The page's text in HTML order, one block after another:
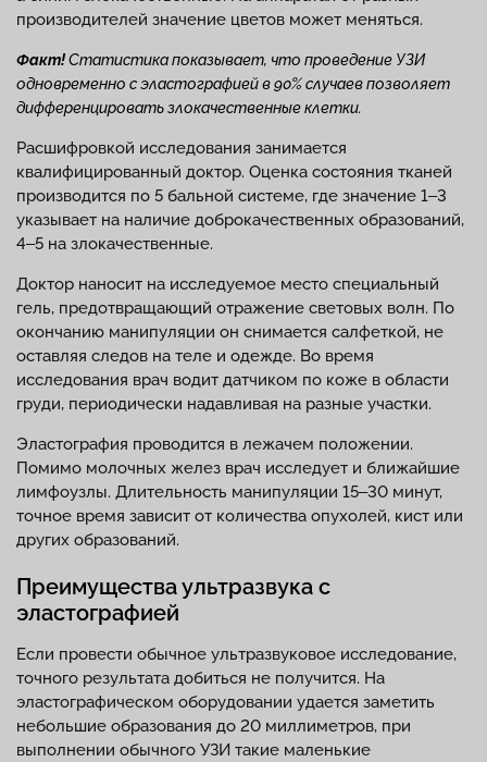
производителей значение цветов может меняться.
Факт!Статистика показывает, что проведение УЗИ
одновременно с эластографией в 90% случаев позволяет
дифференцировать злокачественные клетки.
Расшифровкой исследования занимается
квалифицированный доктор. Оценка состояния тканей
производится по 5 бальной системе, где значение 1‒3
указывает на наличие доброкачественных образований,
4‒5 на злокачественные.
Доктор наносит на исследуемое место специальный
гель, предотвращающий отражение световых волн. По
окончанию манипуляции он снимается салфеткой, не
оставляя следов на теле и одежде. Во время
исследования врач водит датчиком по коже в области
груди, периодически надавливая на разные участки.
Эластография проводится в лежачем положении.
Помимо молочных желез врач исследует и ближайшие
лимфоузлы. Длительность манипуляции 15‒30 минут,
точное время зависит от количества опухолей, кист или
других образований.
Преимущества ультразвука с
эластографией
Если провести обычное ультразвуковое исследование,
точного результата добиться не получится. На
эластографическом оборудовании удается заметить
небольшие образования до 20 миллиметров, при
выполнении обычного УЗИ такие маленькие